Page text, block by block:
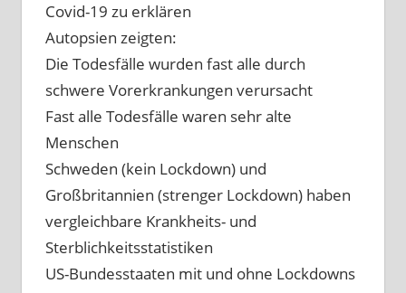
Covid-19 zu erklären
Autopsien zeigten:
Die Todesfälle wurden fast alle durch
schwere Vorerkrankungen verursacht
Fast alle Todesfälle waren sehr alte
Menschen
Schweden (kein Lockdown) und
Großbritannien (strenger Lockdown) haben
vergleichbare Krankheits- und
Sterblichkeitsstatistiken
US-Bundesstaaten mit und ohne Lockdowns